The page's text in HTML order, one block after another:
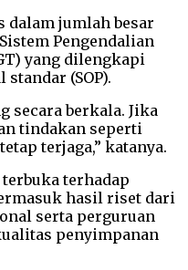
dalam jumlah besar
Pengendalian
yang dilengkapi
(SOP).
secara berkala. Jika
tindakan seperti
terjaga,” katanya.
terhadap
hasil riset dari
serta perguruan
penyimpanan